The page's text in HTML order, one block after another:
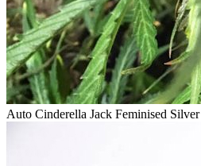
Auto Cinderella Jack Feminised Silver